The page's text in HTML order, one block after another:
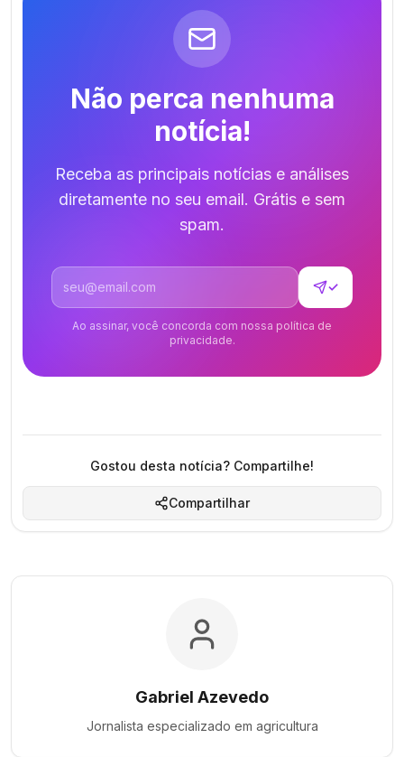
Não perca nenhuma
notícia!
Receba as principais notícias e análises
diretamente no seu email. Grátis e sem
spam.
Endereço de email
✓
Ao assinar, você concorda com nossa política de
privacidade.
Gostou desta notícia? Compartilhe!
Compartilhar
Gabriel Azevedo
Jornalista especializado em agricultura